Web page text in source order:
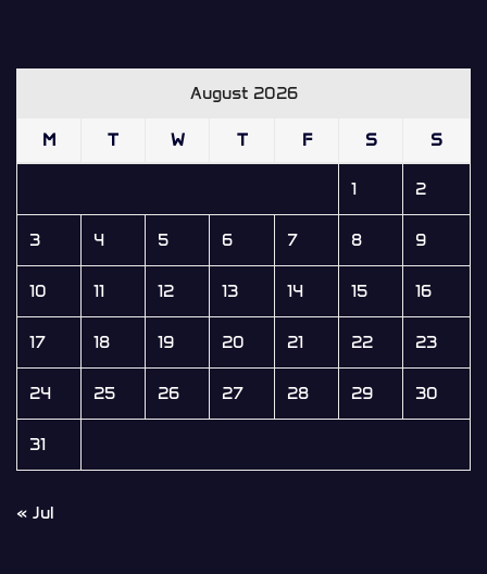
August 2026
M T W T F S S
1 2
3 4 5 6 7 8 9
10 11 12 13 14 15 16
17 18 19 20 21 22 23
24 25 26 27 28 29 30
31
« Jul